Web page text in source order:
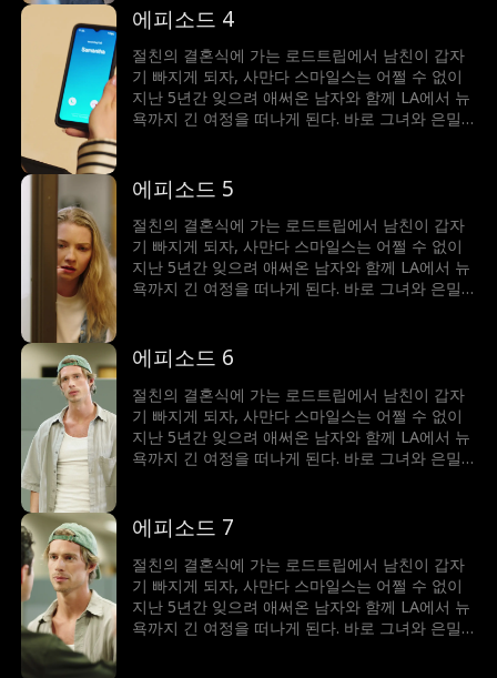
리! 친구와의 우정, 그리고 트리스탄과의 (서로에
게?) 다시 피어나는 감정 사이에서 갈등하는 사만
다는 선택의 기로에 선다. 사만다는 계속 남을 위
해 살 것인가, 아니면 이번만큼은 자신을 위해 살
아볼 것인가?!
에피소드 4
절친의 결혼식에 가는 로드트립에서 남친이 갑자
기 빠지게 되자, 사만다 스마일스는 어쩔 수 없이
지난 5년간 잊으려 애써온 남자와 함께 LA에서 뉴
욕까지 긴 여정을 떠나게 된다. 바로 그녀와 은밀
리! 친구와의 우정, 그리고 트리스탄과의 (서로에
게?) 다시 피어나는 감정 사이에서 갈등하는 사만
다는 선택의 기로에 선다. 사만다는 계속 남을 위
해 살 것인가, 아니면 이번만큼은 자신을 위해 살
아볼 것인가?!
에피소드 5
절친의 결혼식에 가는 로드트립에서 남친이 갑자
기 빠지게 되자, 사만다 스마일스는 어쩔 수 없이
지난 5년간 잊으려 애써온 남자와 함께 LA에서 뉴
욕까지 긴 여정을 떠나게 된다. 바로 그녀와 은밀
리! 친구와의 우정, 그리고 트리스탄과의 (서로에
게?) 다시 피어나는 감정 사이에서 갈등하는 사만
다는 선택의 기로에 선다. 사만다는 계속 남을 위
해 살 것인가, 아니면 이번만큼은 자신을 위해 살
아볼 것인가?!
에피소드 6
절친의 결혼식에 가는 로드트립에서 남친이 갑자
기 빠지게 되자, 사만다 스마일스는 어쩔 수 없이
지난 5년간 잊으려 애써온 남자와 함께 LA에서 뉴
욕까지 긴 여정을 떠나게 된다. 바로 그녀와 은밀
리! 친구와의 우정, 그리고 트리스탄과의 (서로에
게?) 다시 피어나는 감정 사이에서 갈등하는 사만
다는 선택의 기로에 선다. 사만다는 계속 남을 위
해 살 것인가, 아니면 이번만큼은 자신을 위해 살
아볼 것인가?!
에피소드 7
절친의 결혼식에 가는 로드트립에서 남친이 갑자
기 빠지게 되자, 사만다 스마일스는 어쩔 수 없이
지난 5년간 잊으려 애써온 남자와 함께 LA에서 뉴
욕까지 긴 여정을 떠나게 된다. 바로 그녀와 은밀